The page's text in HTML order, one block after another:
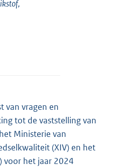
van vragen en
tot de vaststelling van
Ministerie van
(XIV) en het
voor het jaar 2024